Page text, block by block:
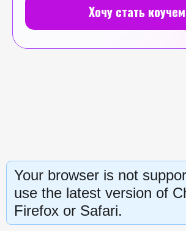
Хочу стать коучем
Your browser is not
use the latest version of
Firefox or Safari.